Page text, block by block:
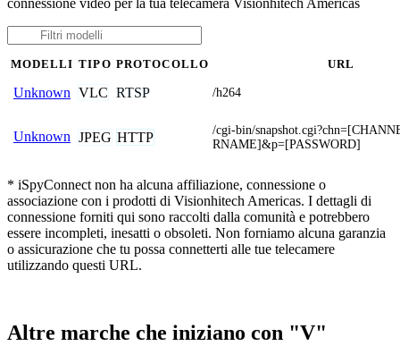
MODELLI TIPO PROTOCOLLO URL
Unknown VLC RTSP /h264
Unknown JPEG HTTP
/cgi-bin/
RNAME]&p=[PASSWORD]
* iSpyConnect non ha alcuna affiliazione, connessione o
associazione con i prodotti di Visionhitech Americas. I dettagli di
connessione forniti qui sono raccolti dalla comunità e potrebbero
essere incompleti, inesatti o obsoleti. Non forniamo alcuna garanzia
o assicurazione che tu possa connetterti alle tue telecamere
utilizzando questi URL.
Altre marche che iniziano con "V"